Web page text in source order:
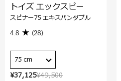
¥49,500
¥37,125
トイズ エックスピー
スピナー75 エキスパンダブル
4.8 (28)
75 cm